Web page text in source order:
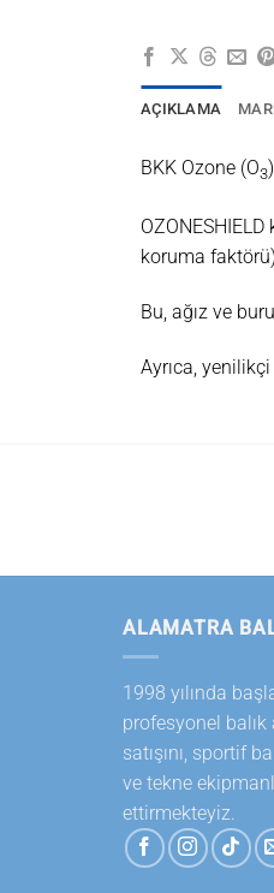
AÇIKLAMA
BKK Ozone (O3
koruma
Bu, ağız ve
Ayrıca,
ALAMATRA
1998 yılında
profesyonel balık
satışını, sportif
ve tekne
ettirmekteyiz.